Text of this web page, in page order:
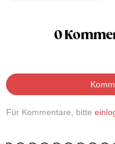
0
Für Kommentare, bitte